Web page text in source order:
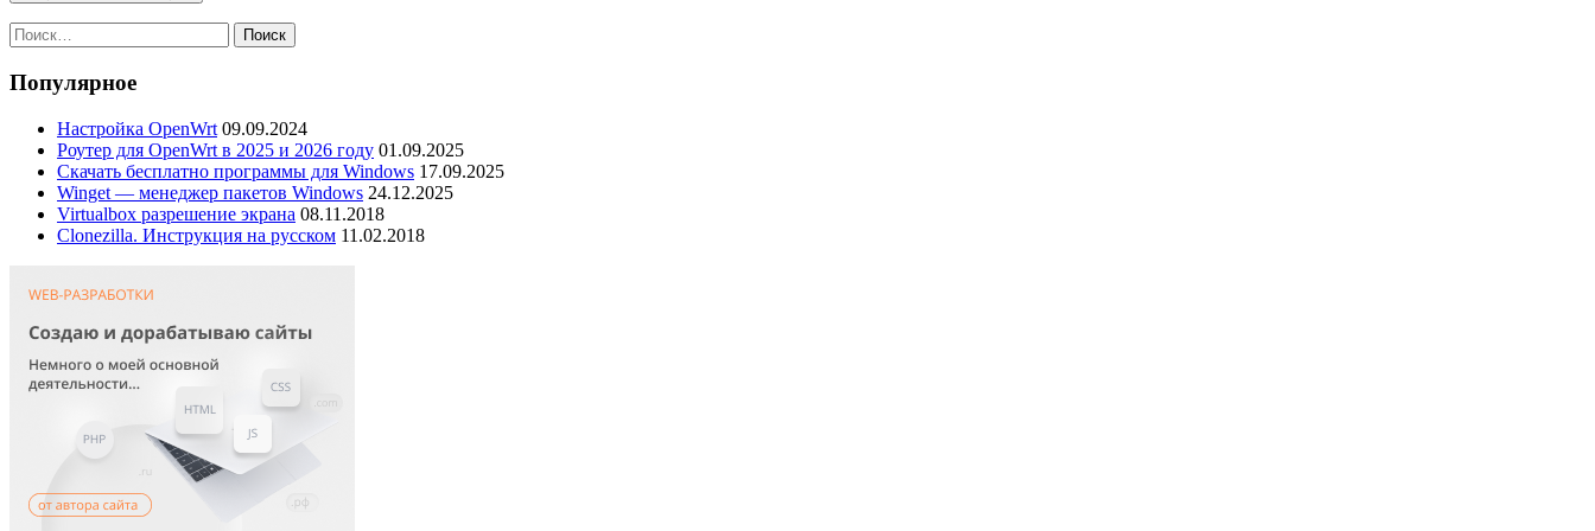
Найти:
Популярное
Настройка OpenWrt 09.09.2024
Роутер для OpenWrt в 2025 и 2026 году 01.09.2025
Скачать бесплатно программы для Windows 17.09.2025
Winget — менеджер пакетов Windows 24.12.2025
Virtualbox разрешение экрана 08.11.2018
Clonezilla. Инструкция на русском 11.02.2018